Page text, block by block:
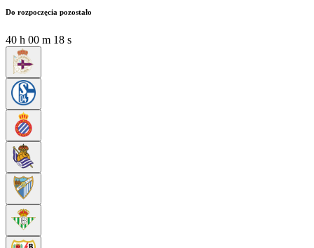
Do rozpoczęcia pozostało
40 h 00 m 17 s